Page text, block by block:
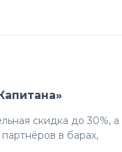
скидка до 30%, а
в барах,